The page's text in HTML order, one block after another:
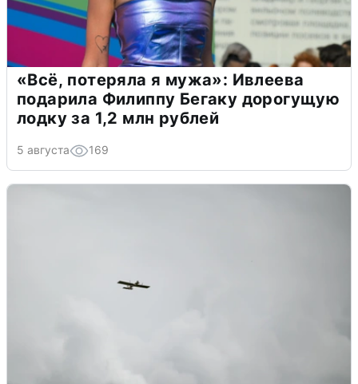
«Всё, потеряла я мужа»: Ивлеева
подарила Филиппу Бегаку дорогущую
лодку за 1,2 млн рублей
5 августа 169